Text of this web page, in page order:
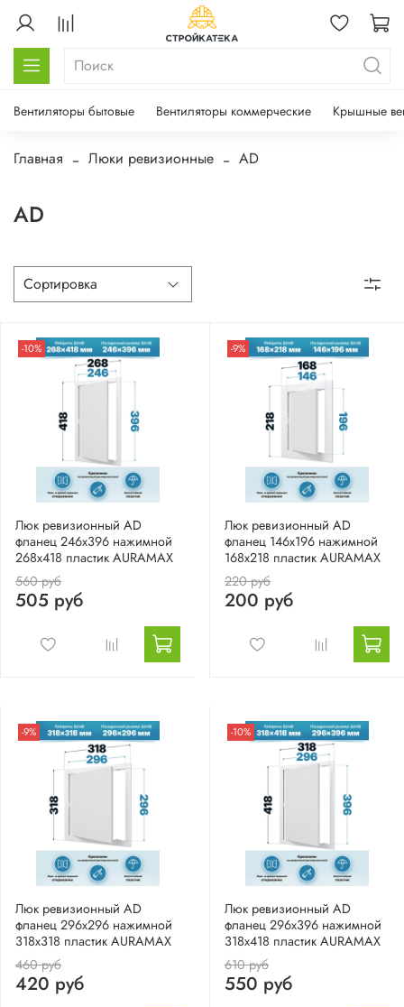
Вентиляторы бытовые Вентиляторы коммерческие Крышные
Главная Люки ревизионные AD
AD
-10%
Люк ревизионный AD
фланец 246х396 нажимной
268х418 пластик AURAMAX
560 руб
505 руб
-9%
Люк ревизионный AD
фланец 146х196 нажимной
168х218 пластик AURAMAX
220 руб
200 руб
-9%
Люк ревизионный AD
фланец 296х296 нажимной
318х318 пластик AURAMAX
460 руб
420 руб
-10%
Люк ревизионный AD
фланец 296х396 нажимной
318х418 пластик AURAMAX
610 руб
550 руб